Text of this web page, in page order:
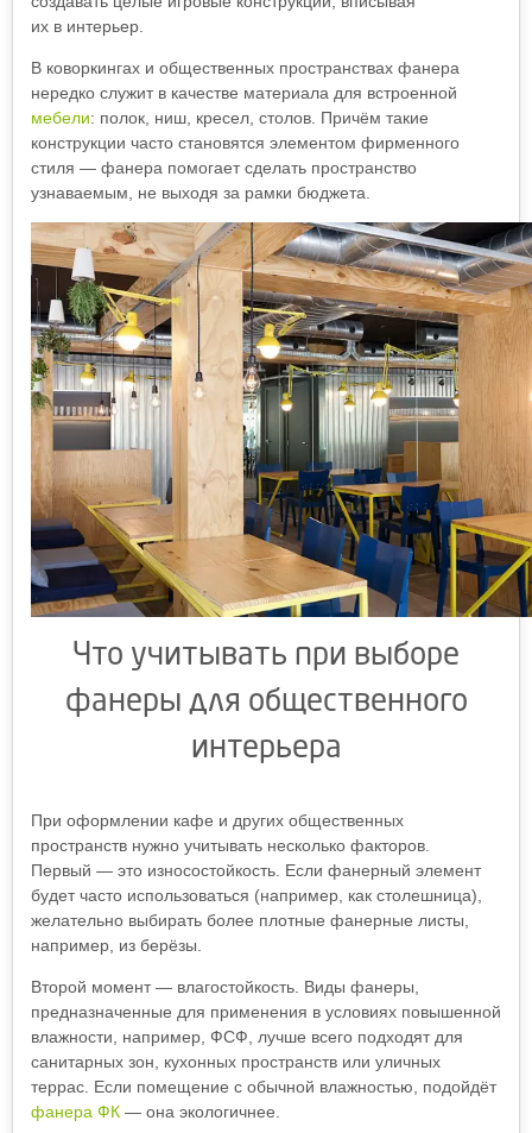
их в интерьер.
В коворкингах и общественных пространствах фанера
нередко служит в качестве материала для встроенной
мебели: полок, ниш, кресел, столов. Причём такие
конструкции часто становятся элементом фирменного
стиля — фанера помогает сделать пространство
узнаваемым, не выходя за рамки бюджета.
Что учитывать при выборе
фанеры для общественного
интерьера
При оформлении кафе и других общественных
пространств нужно учитывать несколько факторов.
Первый — это износостойкость. Если фанерный элемент
будет часто использоваться (например, как столешница),
желательно выбирать более плотные фанерные листы,
например, из берёзы.
Второй момент — влагостойкость. Виды фанеры,
предназначенные для применения в условиях повышенной
влажности, например, ФСФ, лучше всего подходят для
санитарных зон, кухонных пространств или уличных
террас. Если помещение с обычной влажностью, подойдёт
фанера ФК — она экологичнее.